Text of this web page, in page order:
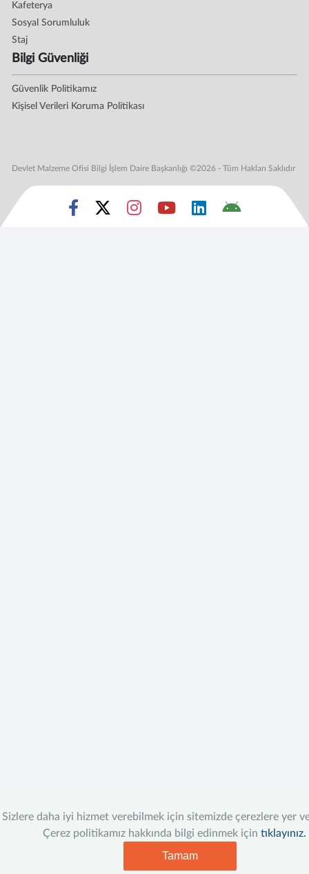
Sizlere daha iyi hizmet verebilmek için sitemizde çerezlere yer
Çerez politikamız hakkında bilgi edinmek için tıklayınız.
Tamam
Kafeterya
Sosyal Sorumluluk
Staj
Bilgi Güvenliği
Güvenlik Politikamız
Kişisel Verileri Koruma Politikası
Devlet Malzeme Ofisi Bilgi İşlem Daire Başkanlığı ©2026 - Tüm Hakları Saklıdır